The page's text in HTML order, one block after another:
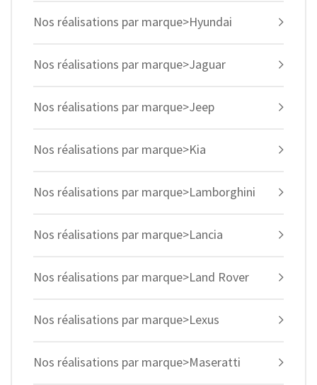
Nos réalisations par marque>Hyundai
Nos réalisations par marque>Jaguar
Nos réalisations par marque>Jeep
Nos réalisations par marque>Kia
Nos réalisations par marque>Lamborghini
Nos réalisations par marque>Lancia
Nos réalisations par marque>Land Rover
Nos réalisations par marque>Lexus
Nos réalisations par marque>Maseratti